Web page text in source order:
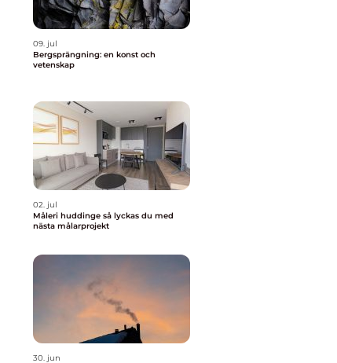
09. jul
Bergsprängning: en konst och
vetenskap
02. jul
Måleri huddinge så lyckas du med
nästa målarprojekt
30. jun